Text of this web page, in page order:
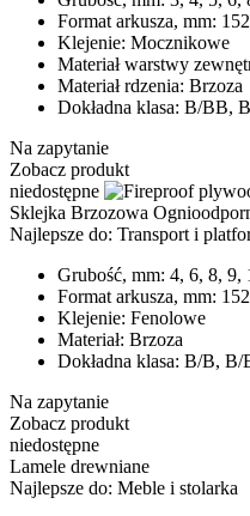
Format arkusza, mm:
Klejenie: Mocznikowe
Materiał warstwy
Materiał rdzenia: Brzoza
Dokładna klasa: B/BB,
Na zapytanie
Zobacz produkt
niedostępne
Sklejka Brzozowa
Najlepsze do: Transport i
Grubość, mm: 4, 6, 8, 9,
Format arkusza, mm:
Klejenie: Fenolowe
Materiał: Brzoza
Dokładna klasa: В/В, В/
Na zapytanie
Zobacz produkt
niedostępne
Lamele drewniane
Najlepsze do: Meble i stolarka